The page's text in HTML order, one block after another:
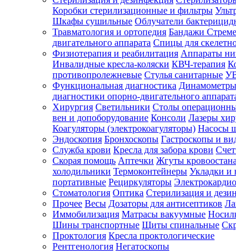
Зарегистрироваться
Зачем
регистрироваться?
Все
покупки
в
одном
месте
Личный
менеджер
Отслеживание
статуса
заказа
Коробки стерилизационные и фильтры
Шкафы сушильные Облучатели
Травматология и ортопедия Бандажи
двигательного аппарата Спицы для
Физиотерапия и реабилитация Аппараты
Инвалидные кресла-коляски КВЧ-терапия
противопролежневые Стулья санитарные
Функциональная диагностика Динамометры
диагностики опорно-двигательного
Хирургия Светильники Столы
вен и допоборудование Консоли Лазеры
Коагуляторы (электрокоагуляторы) Насосы
Эндоскопия Бронхоскопы Гастроскопы и
Служба крови Кресла для забора крови
Скорая помощь Аптечки Жгуты
холодильники Термоконтейнеры Укладки и
портативные Рециркуляторы
Стоматология Оптика Стерилизация и
Прочее Весы Дозаторы для антисептиков
Иммобилизация Матрасы вакуумные
Шины транспортные Щиты спинальные
Проктология Кресла проктологические
Рентгенология Негатоскопы